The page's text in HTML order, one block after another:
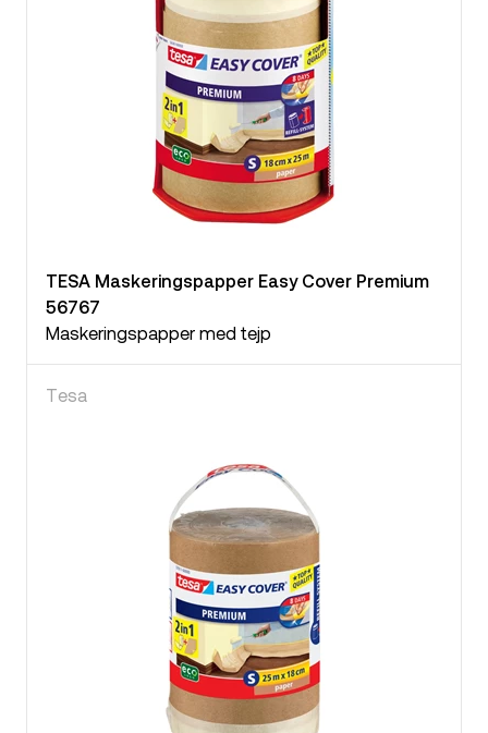
TESA Maskeringspapper Easy Cover Premium
56767
Maskeringspapper med tejp
Tesa